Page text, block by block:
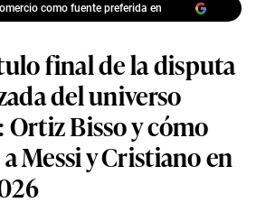
como fuente preferida en
final de la disputa
del universo
Bisso y cómo
Messi y Cristiano en